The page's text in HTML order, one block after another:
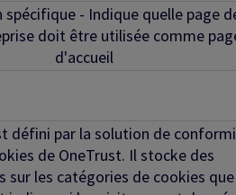
spécifique - Indique quelle page
doit être utilisée comme
d'accueil
défini par la solution de
de OneTrust. Il stocke des
sur les catégories de cookies